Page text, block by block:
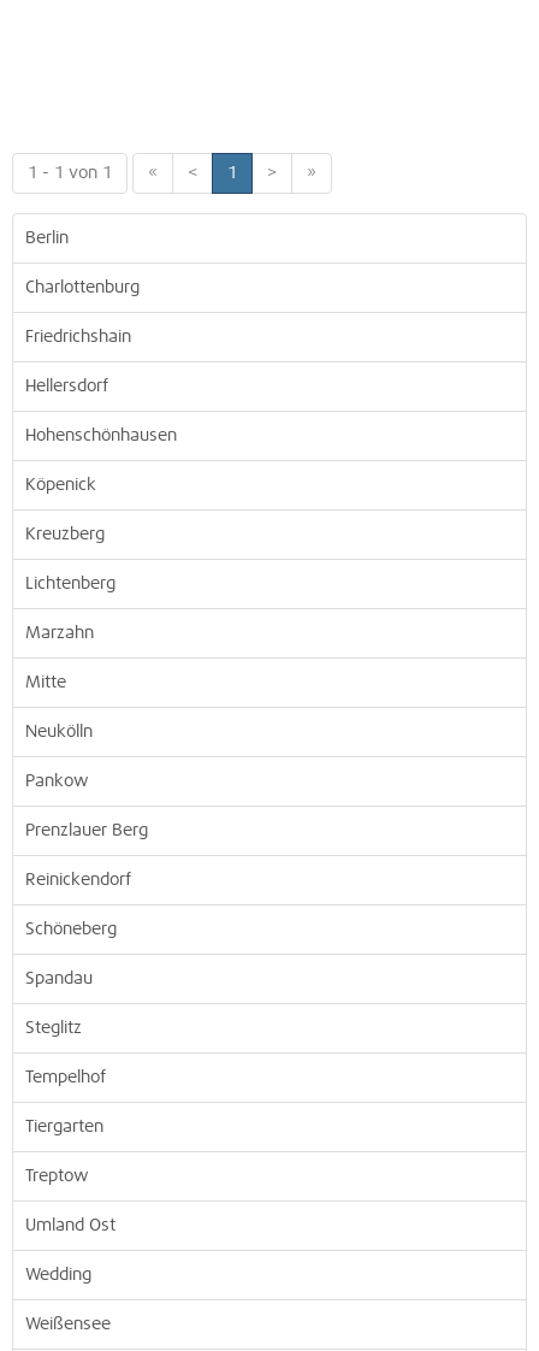
1 - 1 von 1 « < 1 > »
Berlin
Charlottenburg
Friedrichshain
Hellersdorf
Hohenschönhausen
Köpenick
Kreuzberg
Lichtenberg
Marzahn
Mitte
Neukölln
Pankow
Prenzlauer Berg
Reinickendorf
Schöneberg
Spandau
Steglitz
Tempelhof
Tiergarten
Treptow
Umland Ost
Wedding
Weißensee